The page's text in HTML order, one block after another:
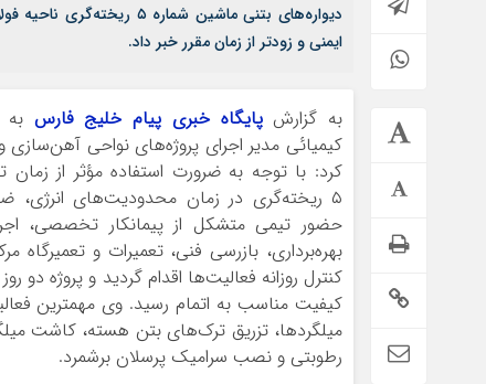
دیواره‌های بتنی ماشین
ایمنی و زودتر از زمان مقرر خبر داد.
به گزارشپایگاه خبری پیام خلیج فارس
کیمیائی مدیر اجرای پروژه‌های نواحی آهن‌سازی
کرد: با توجه به ضرورت استفاده مؤثر از
۵ ریخته‌گری در زمان محدودیت‌های انرژی،
حضور تیمی متشکل از پیمانکار تخصصی،
بهره‌برداری، بازرسی فنی، تعمیرات و تعمیرگاه
کنترل روزانه فعالیت‌ها اقدام گردید و پروژه دو روز
کیفیت مناسب به اتمام رسید. وی مهمترین
میلگردها، تزریق ترک‌های بتن هسته، کاشت
رطوبتی و نصب سرامیک پرسلان برشمرد.